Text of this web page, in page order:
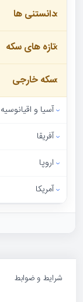
دانستنی ها
تازه های سکه
سکه خارجی
آسیا و اقیانوسیه
آفریقا
اروپا
آمریکا
شرایط و ضوابط